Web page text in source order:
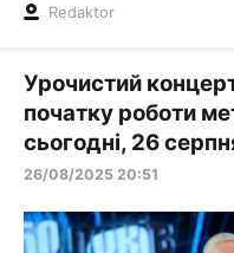
Redaktor
Урочистий
початку роботи
сьогодні, 26
26/08/2025 20:51